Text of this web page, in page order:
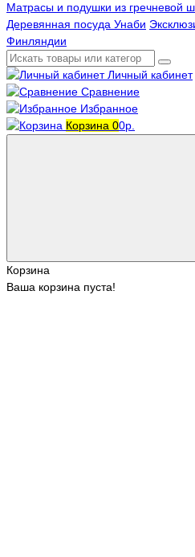
Матрасы и подушки из гречневой
Деревянная посуда Унаби
Финляндии
Личный кабинет
Сравнение
Избранное
Корзина 00р.
Корзина
Ваша корзина пуста!